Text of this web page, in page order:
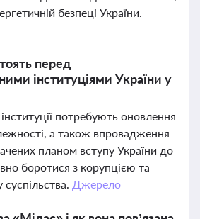
безпеці України.
перед
інституціями України у
потребують оновлення
а також впровадження
планом вступу України до
боротися з корупцією та
Джерело